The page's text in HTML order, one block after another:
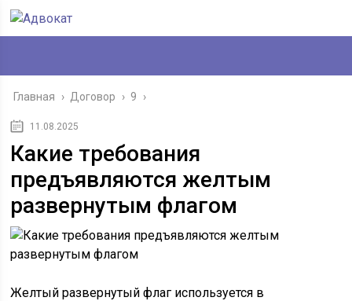
Главная › Договор › 9 ›
11.08.2025
Какие требования
предъявляются желтым
развернутым флагом
Желтый развернутый флаг используется в